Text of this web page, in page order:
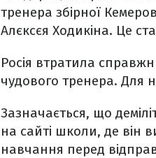
тренера збірної
Алєксєя Ходикіна. Це
Росія втратила
чудового тренера. Для
Зазначається, що
на сайті школи, де він
навчання перед